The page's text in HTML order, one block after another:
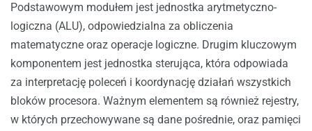
Podstawowym modułem jest jednostka arytmetyczno-
logiczna (ALU), odpowiedzialna za obliczenia
matematyczne oraz operacje logiczne. Drugim kluczowym
komponentem jest jednostka sterująca, która odpowiada
za interpretację poleceń i koordynację działań wszystkich
bloków procesora. Ważnym elementem są również rejestry,
w których przechowywane są dane pośrednie, oraz pamięci